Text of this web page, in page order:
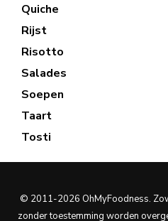
Quiche
Rijst
Risotto
Salades
Soepen
Taart
Tosti
© 2011-2026 OhMyFoodness.
zonder toestemming worden